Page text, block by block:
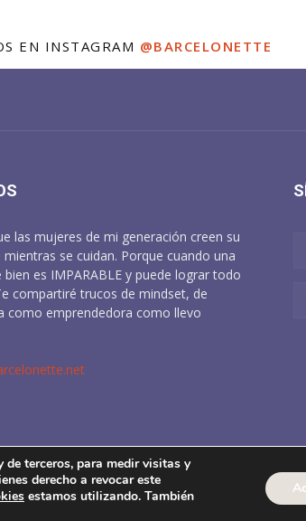
EN INSTAGRAM @BARCELONETTE
las mujeres de mi generación creen su
se cuidan. Porque cuando una
es IMPARABLE y puede lograr todo
compartiré trucos de mindset, de
como emprendedora como llevo
Condiciones de Venta Pol. Privacidad en redes sociales
terceros, para medir visitas y
derecho a revocar este
estamos utilizando. También